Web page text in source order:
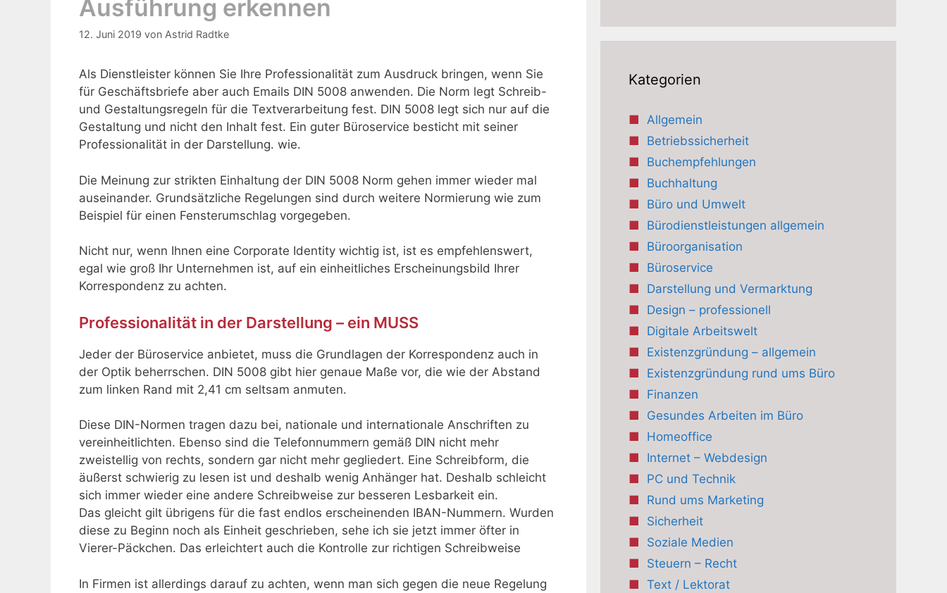
Ausführung erkennen
12. Juni 2019 von Astrid Radtke
Als Dienstleister können Sie Ihre Professionalität zum Ausdruck bringen, wenn Sie
für Geschäftsbriefe aber auch Emails DIN 5008 anwenden. Die Norm legt Schreib-
und Gestaltungsregeln für die Textverarbeitung fest. DIN 5008 legt sich nur auf die
Gestaltung und nicht den Inhalt fest. Ein guter Büroservice besticht mit seiner
Professionalität in der Darstellung. wie.
Die Meinung zur strikten Einhaltung der DIN 5008 Norm gehen immer wieder mal
auseinander. Grundsätzliche Regelungen sind durch weitere Normierung wie zum
Beispiel für einen Fensterumschlag vorgegeben.
Nicht nur, wenn Ihnen eine Corporate Identity wichtig ist, ist es empfehlenswert,
egal wie groß Ihr Unternehmen ist, auf ein einheitliches Erscheinungsbild Ihrer
Korrespondenz zu achten.
Professionalität in der Darstellung – ein MUSS
Jeder der Büroservice anbietet, muss die Grundlagen der Korrespondenz auch in
der Optik beherrschen. DIN 5008 gibt hier genaue Maße vor, die wie der Abstand
zum linken Rand mit 2,41 cm seltsam anmuten.
Diese DIN-Normen tragen dazu bei, nationale und internationale Anschriften zu
vereinheitlichten. Ebenso sind die Telefonnummern gemäß DIN nicht mehr
zweistellig von rechts, sondern gar nicht mehr gegliedert. Eine Schreibform, die
äußerst schwierig zu lesen ist und deshalb wenig Anhänger hat. Deshalb schleicht
sich immer wieder eine andere Schreibweise zur besseren Lesbarkeit ein.
Das gleicht gilt übrigens für die fast endlos erscheinenden IBAN-Nummern. Wurden
diese zu Beginn noch als Einheit geschrieben, sehe ich sie jetzt immer öfter in
Vierer-Päckchen. Das erleichtert auch die Kontrolle zur richtigen Schreibweise
In Firmen ist allerdings darauf zu achten, wenn man sich gegen die neue Regelung
Kategorien
Allgemein
Betriebssicherheit
Buchempfehlungen
Buchhaltung
Büro und Umwelt
Bürodienstleistungen allgemein
Büroorganisation
Büroservice
Darstellung und Vermarktung
Design – professionell
Digitale Arbeitswelt
Existenzgründung – allgemein
Existenzgründung rund ums Büro
Finanzen
Gesundes Arbeiten im Büro
Homeoffice
Internet – Webdesign
PC und Technik
Rund ums Marketing
Sicherheit
Soziale Medien
Steuern – Recht
Text / Lektorat